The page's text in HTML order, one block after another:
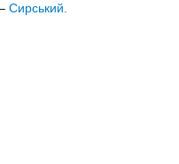
Сирський.